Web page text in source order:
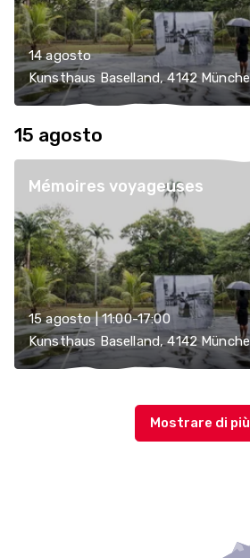
14 agosto
Kunsthaus Baselland, 4142
15 agosto
Mémoires voyageuses
15 agosto | 11:00-17:00
Kunsthaus Baselland, 4142